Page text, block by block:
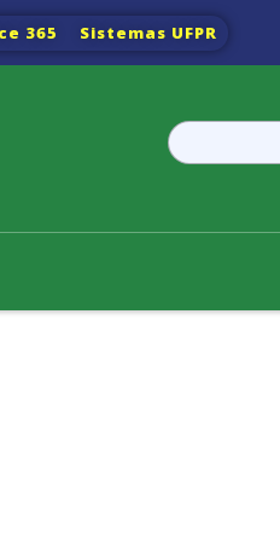
365 Sistemas UFPR
Pesquisar
por: